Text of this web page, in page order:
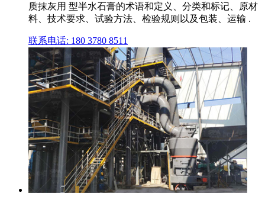
质抹灰用 型半水石膏的术语和定义、分类和标记、原材
料、技术要求、试验方法、检验规则以及包装、运输 .
联系电话: 180 3780 8511